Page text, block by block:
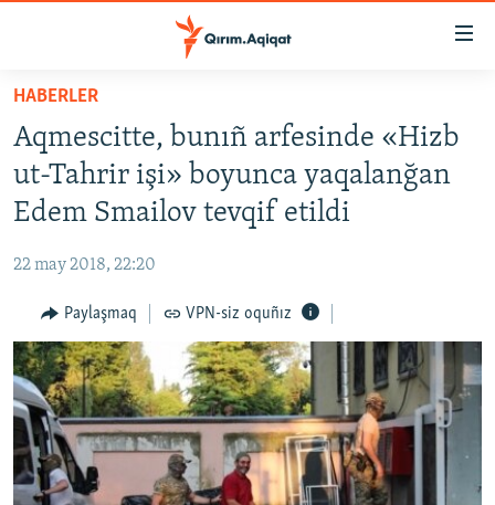
Esas
qaytmaq
Baş
navigatsiyağa
qaytmaq
Qıdıruvğa
qaytmaq
SİYASET
İQTİSADİYAT
MEDENİYET
İNSAN AQLARI
VİDEO
SÜRET
BLOGLAR
FİKİR
HABERLER
Aqmescitte, bunıñ arfesinde «Hizb
ut-Tahrir işi» boyunca yaqalanğan
Edem Smailov tevqif etildi
22 may 2018, 22:20
Paylaşmaq VPN-siz oquñız